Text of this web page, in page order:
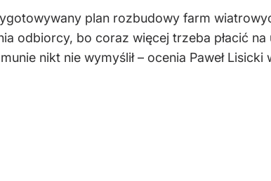
plan rozbudowy farm
odbiorcy, bo coraz więcej trzeba płacić
nikt nie wymyślił – ocenia Paweł Lisicki